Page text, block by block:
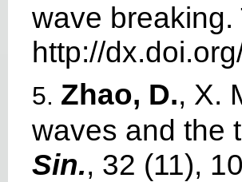
wave breaking.
http://
5. Zhao, D., X.
waves and the
Sin., 32 (11),